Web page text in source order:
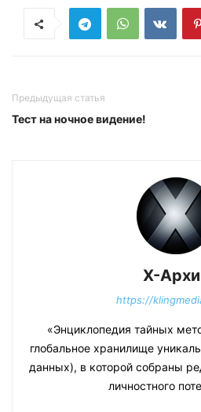
Предыдущая статья
Тест на ночное видение!
Х-
https://
«Энциклопедия тайных
глобальное хранилище
данных), в которой собраны
личностного